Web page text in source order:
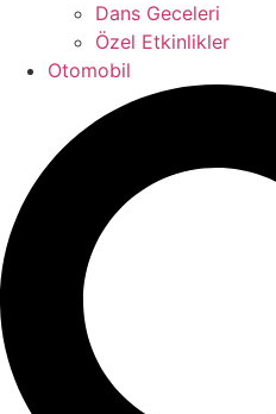
Dans Geceleri
Özel Etkinlikler
Otomobil